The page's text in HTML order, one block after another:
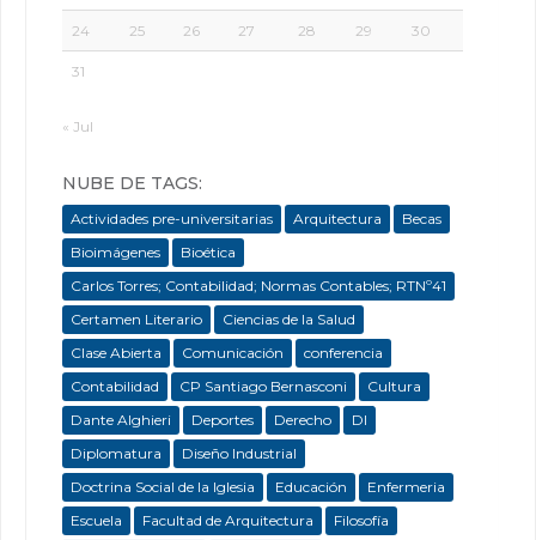
24 25 26 27 28 29 30
31
« Jul
NUBE DE TAGS:
Actividades pre-universitarias Arquitectura
Becas
Bioimágenes
Bioética
Carlos Torres; Contabilidad; Normas Contables; RTNº41
Certamen Literario
Ciencias de la Salud
Clase Abierta
Comunicación
conferencia
Contabilidad
CP Santiago Bernasconi
Cultura
Dante Alghieri
Deportes Derecho
DI
Diplomatura
Diseño Industrial
Doctrina Social de la Iglesia
Educación
Enfermeria
Escuela
Facultad de Arquitectura
Filosofía